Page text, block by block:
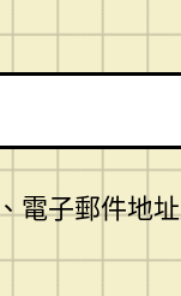
電子郵件地